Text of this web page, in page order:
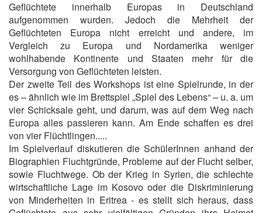
Geflüchtete innerhalb Europas in Deutschland
aufgenommen wurden. Jedoch die Mehrheit der
Geflüchteten Europa nicht erreicht und andere, im
Vergleich zu Europa und Nordamerika weniger
wohlhabende Kontinente und Staaten mehr für die
Versorgung von Geflüchteten leisten.
Der zweite Teil des Workshops ist eine Spielrunde, in der
es – ähnlich wie im Brettspiel „Spiel des Lebens“ – u. a. um
vier Schicksale geht, und darum, was auf dem Weg nach
Europa alles passieren kann. Am Ende schaffen es drei
von vier Flüchtlingen.....
Im Spielverlauf diskutieren die SchülerInnen anhand der
Biographien Fluchtgründe, Probleme auf der Flucht selber,
sowie Fluchtwege. Ob der Krieg in Syrien, die schlechte
wirtschaftliche Lage im Kosovo oder die Diskriminierung
von Minderheiten in Eritrea - es stellt sich heraus, dass